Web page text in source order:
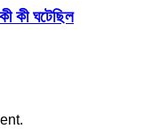
কী ঘটেছিল